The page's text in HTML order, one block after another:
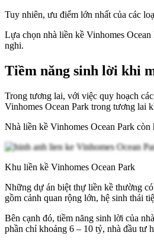
Tuy nhiên, ưu điểm lớn nhất của các
Lựa chọn nhà liền kề Vinhomes
nghi.
Tiềm năng sinh lời khi
Trong tương lai, với việc quy hoạch
Vinhomes Ocean Park trong tương lai
Nhà liền kề Vinhomes Ocean Park
Khu liền kề Vinhomes Ocean Park
Những dự án biệt thự liền kề thường
gồm cảnh quan rộng lớn, hệ sinh thái
Bên cạnh đó, tiềm năng sinh lời của
phần chỉ khoảng 6 – 10 tỷ, nhà đầu tư